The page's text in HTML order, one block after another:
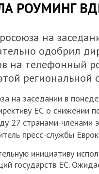
РОУМИНГ
на
одобрил
на телефонный
региональной
на заседании в
ЕС о снижении
27 странами-членами
пресс-службы
инициативу
государств ЕС.